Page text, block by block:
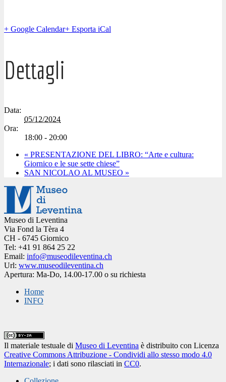
+ Google Calendar+ Esporta iCal
Dettagli
Data:
05/12/2024
Ora:
18:00 - 20:00
« PRESENTAZIONE DEL LIBRO: “Arte e cultura:
Giornico e le sue sette chiese”
SAN NICOLAO AL MUSEO »
Museo di Leventina
Via Fond la Tèra 4
CH - 6745 Giornico
Tel: +41 91 864 25 22
Email: info@museodileventina.ch
Url: www.museodileventina.ch
Apertura: Ma-Do, 14.00-17.00 o su richiesta
Home
INFO
Il materiale testuale di Museo di Leventina è distribuito con Licenza
Creative Commons Attribuzione - Condividi allo stesso modo 4.0
Internazionale; i dati sono rilasciati in CC0.